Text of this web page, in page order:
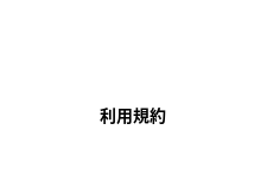
利用規約